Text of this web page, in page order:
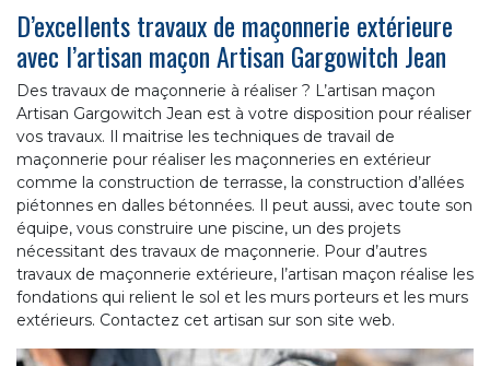
D’excellents travaux de maçonnerie extérieure
avec l’artisan maçon Artisan Gargowitch Jean
Des travaux de maçonnerie à réaliser ? L’artisan maçon
Artisan Gargowitch Jean est à votre disposition pour réaliser
vos travaux. Il maitrise les techniques de travail de
maçonnerie pour réaliser les maçonneries en extérieur
comme la construction de terrasse, la construction d’allées
piétonnes en dalles bétonnées. Il peut aussi, avec toute son
équipe, vous construire une piscine, un des projets
nécessitant des travaux de maçonnerie. Pour d’autres
travaux de maçonnerie extérieure, l’artisan maçon réalise les
fondations qui relient le sol et les murs porteurs et les murs
extérieurs. Contactez cet artisan sur son site web.